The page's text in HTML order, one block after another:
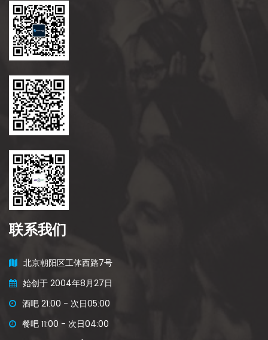
联系我们
北京朝阳区工体西路7号
始创于 2004年8月27日
酒吧 21:00 - 次日05:00
餐吧 11:00 - 次日04:00